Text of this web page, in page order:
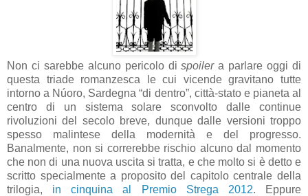
Non ci sarebbe alcuno pericolo dispoilera parlare oggi di
questa triade romanzesca le cui vicende gravitano tutte
intorno a Núoro, Sardegna “di dentro”, città-stato e pianeta al
centro di un sistema solare sconvolto dalle continue
rivoluzioni del secolo breve, dunque dalle versioni troppo
spesso malintese della modernità e del progresso.
Banalmente, non si correrebbe rischio alcuno dal momento
che non di una nuova uscita si tratta, e che molto si è detto e
scritto specialmente a proposito del capitolo centrale della
trilogia, in cinquina al Premio Strega 2012. Eppure